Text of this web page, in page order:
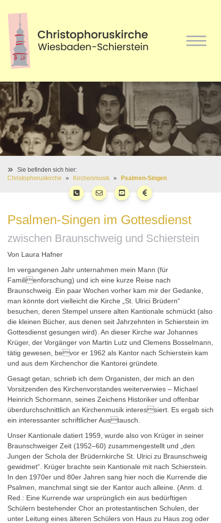
Sie befinden sich hier:
Christophoruskirche
Kirchenmusik Psalmen-Singen
Psalmen-Singen im Gottesdienst
zwischen Braunschweig und Schierstein
Von Laura Hafner
Im vergangenen Jahr unternahmen mein Mann (für
Familienforschung) und ich eine kurze Reise nach
Braunschweig. Ein paar Wochen vorher kam mir der Gedanke,
man könnte dort vielleicht die Kirche „St. Ulrici Brüdern“
besuchen, deren Stempel unsere alten Kantionale schmückt (also
die kleinen Bücher, aus denen seit Jahrzehnten in Schierstein im
Gottesdienst gesungen wird). An dieser Kirche war Johannes
Krüger, der Vorgänger von Martin Lutz und Clemens Bosselmann,
tätig gewesen, bevor er 1962 als Kantor nach Schierstein kam
und aus dem Kirchenchor die Kantorei gründete.
Gesagt getan, schrieb ich dem Organisten, der mich an den
Vorsitzenden des Kirchenvorstandes weiterverwies – Michael
Heinrich Schormann, seines Zeichens Historiker und offenbar
überdurchschnittlich an Kirchenmusik interessiert. Es ergab sich
ein interessanter schriftlicher Austausch.
Unser Kantionale datiert 1959, wurde also von Krüger in seiner
Braunschweiger Zeit (1952–60) zusammengestellt und „den
Jungen der Schola der Brüdernkirche St. Ulrici zu Braunschweig
gewidmet“. Krüger brachte sein Kantionale mit nach Schierstein.
In den 1970er und 80er Jahren sang hier noch die Kurrende die
Psalmen, manchmal singt sie der Kantor auch alleine. (Anm. d.
Red.: Eine Kurrende war ursprünglich ein aus bedürftigen
Schülern bestehender Chor an protestantischen Schulen, der
unter Leitung eines älteren Schülers von Haus zu Haus zog oder